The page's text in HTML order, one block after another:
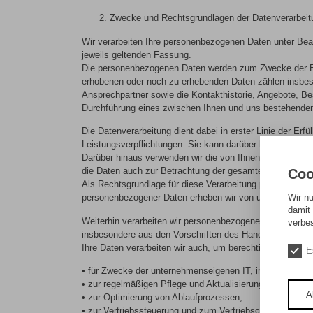
Zwecke und Rechtsgrundlagen der
Wir verarbeiten Ihre personenbezogenen Daten unter
jeweils geltenden Fassung.
Die personenbezogenen Daten werden zum Zwecke
erhobenen oder noch zu erhebenden Daten zählen
Ansprechpartner sowie die Kontakthistorie, Angebote,
Durchführung eines zwischen Ihnen und uns
Die Datenverarbeitung dient dabei in erster Linie der
Leistungsverpflichtungen. Sie kann darüber hinaus auch
Darüber hinaus verwenden wir die von Ihnen
die Daten auch zur Betrachtung der gesamten
Als Rechtsgrundlage für diese Verarbeitung
personenbezogener Daten erheben wir von unseren
Weiterhin verarbeiten wir personenbezogene Daten
insbesondere aus den Vorschriften des
Ihre Daten verarbeiten wir auch, um berechtigte
• für Zwecke der unternehmenseigenen IT, im
• zur regelmäßigen Pflege und Aktualisierung der
• zur Optimierung von Ablaufprozessen,
• zur Vertriebssteuerung und zum Vertriebscontrolling,
Wir
damit